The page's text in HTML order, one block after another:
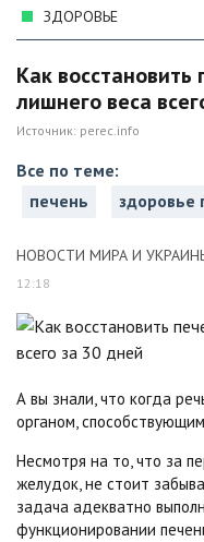
ЗДОРОВЬЕ
Как восстановить
лишнего веса
Источник: perec.info
Все по теме:
печень
здоровье
НОВОСТИ МИРА И УКРАИНЫ
12:18
А вы знали, что когда
органом,
Несмотря на то, что за
желудок, не стоит
задача адекватно
функционировании